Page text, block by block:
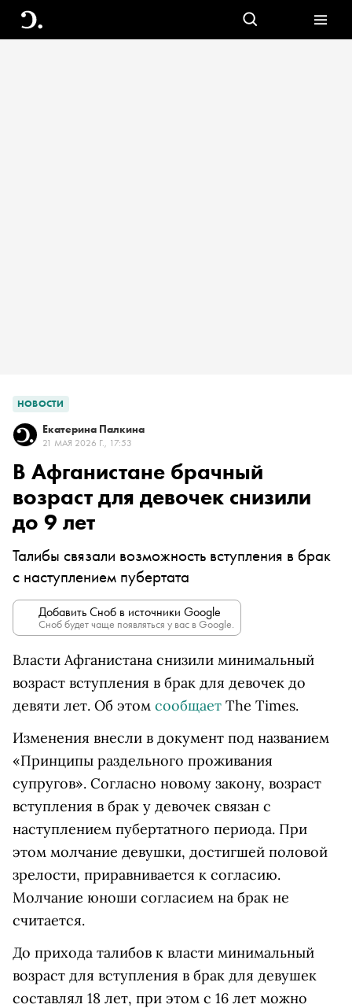
НОВОСТИ
Екатерина Палкина
21 МАЯ 2026 Г., 17:53
В Афганистане брачный
возраст для девочек снизили
до 9 лет
Талибы связали возможность вступления в брак
с наступлением пубертата
Добавить Сноб в источники Google
Сноб будет чаще появляться у вас в Google.
Власти Афганистана снизили минимальный
возраст вступления в брак для девочек до
девяти лет. Об этом сообщает The Times.
Изменения внесли в документ под названием
«Принципы раздельного проживания
супругов». Согласно новому закону, возраст
вступления в брак у девочек связан с
наступлением пубертатного периода. При
этом молчание девушки, достигшей половой
зрелости, приравнивается к согласию.
Молчание юноши согласием на брак не
считается.
До прихода талибов к власти минимальный
возраст для вступления в брак для девушек
составлял 18 лет, при этом с 16 лет можно